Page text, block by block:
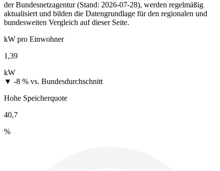
der Bundesnetzagentur (Stand: 2026-07-28), werden regelmäßig
aktualisiert und bilden die Datengrundlage für den regionalen und
bundesweiten Vergleich auf dieser Seite.
kW pro Einwohner
1,39
kW
▼ -8 % vs. Bundesdurchschnitt
Hohe Speicherquote
40,7
%